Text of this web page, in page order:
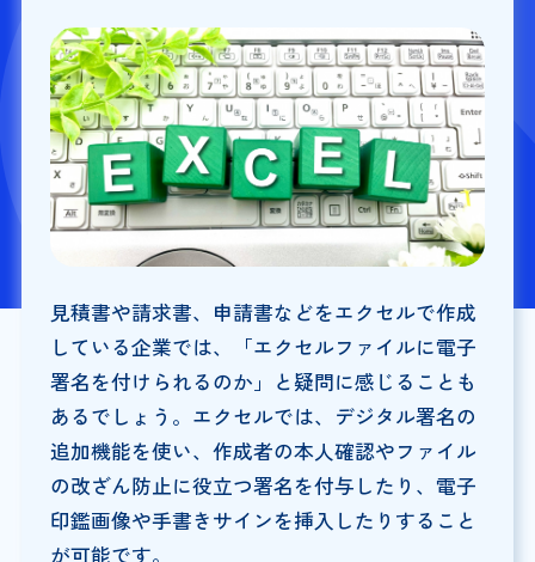
見積書や請求書、申請書などをエクセルで作成
している企業では、「エクセルファイルに電子
署名を付けられるのか」と疑問に感じることも
あるでしょう。エクセルでは、デジタル署名の
追加機能を使い、作成者の本人確認やファイル
の改ざん防止に役立つ署名を付与したり、電子
印鑑画像や手書きサインを挿入したりすること
が可能です。